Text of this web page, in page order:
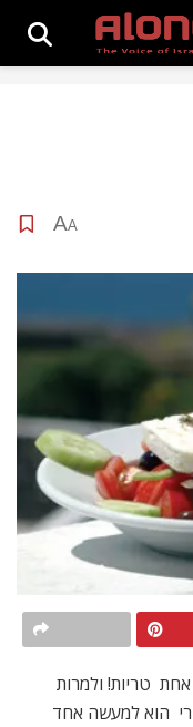
A
A
 טריות! ולמרות
 הוא למעשה אחד